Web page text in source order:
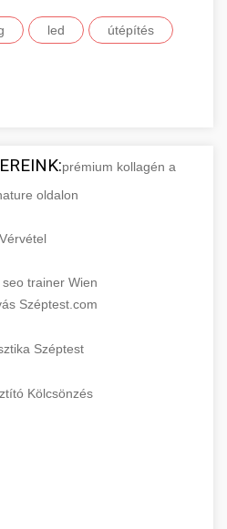
led útépítés
prémium kollagén a
oldalon
Vérvétel
trainer Wien
Széptest.com
Széptest
Kölcsönzés